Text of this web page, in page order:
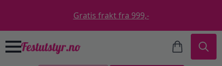
Gratis frakt fra 999,-